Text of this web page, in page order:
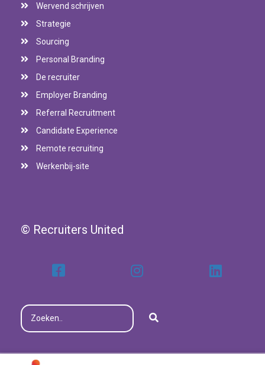
Wervend schrijven
Strategie
Sourcing
Personal Branding
De recruiter
Employer Branding
Referral Recruitment
Candidate Experience
Remote recruiting
Werkenbij-site
© Recruiters United